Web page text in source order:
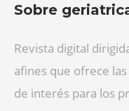
Sobre
Revista digital
afines que ofrece
de interés para los